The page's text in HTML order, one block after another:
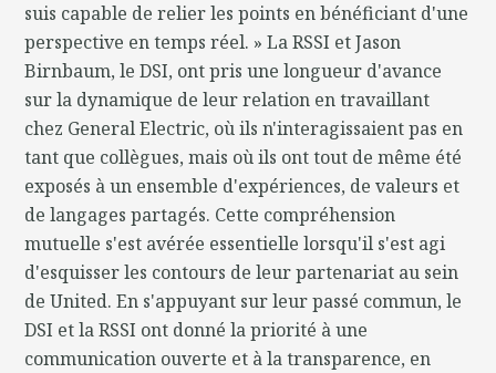
suis capable de relier les points en bénéficiant d'une
perspective en temps réel. » La RSSI et Jason
Birnbaum, le DSI, ont pris une longueur d'avance
sur la dynamique de leur relation en travaillant
chez General Electric, où ils n'interagissaient pas en
tant que collègues, mais où ils ont tout de même été
exposés à un ensemble d'expériences, de valeurs et
de langages partagés. Cette compréhension
mutuelle s'est avérée essentielle lorsqu'il s'est agi
d'esquisser les contours de leur partenariat au sein
de United. En s'appuyant sur leur passé commun, le
DSI et la RSSI ont donné la priorité à une
communication ouverte et à la transparence, en